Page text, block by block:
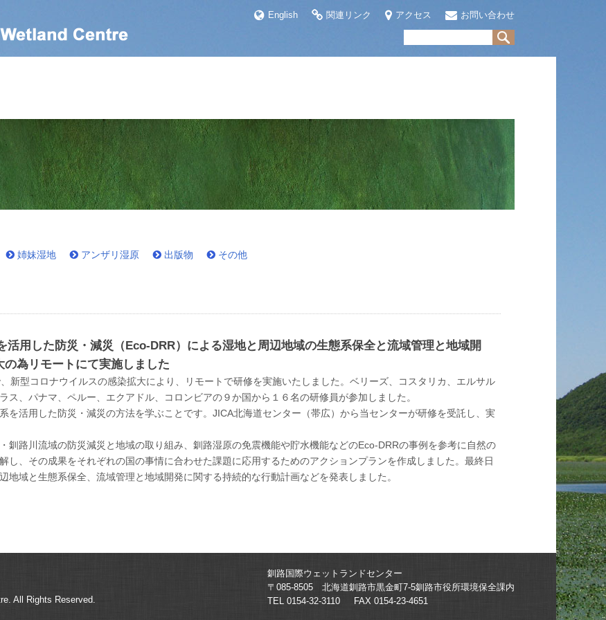
English 関連リンク アクセス お問い合わせ
姉妹湿地 アンザリ湿原 出版物 その他
活用した防災・減災（Eco-DRR）による湿地と周辺地域の生態系保全と流域管理と地域開
為リモートにて実施しました
新型コロナウイルスの感染拡大により、リモートで研修を実施いたしました。ベリーズ、コスタリカ、エルサル
ス、パナマ、ペルー、エクアドル、コロンビアの９か国から１６名の研修員が参加しました。
を活用した防災・減災の方法を学ぶことです。JICA北海道センター（帯広）から当センターが研修を受託し、実
釧路川流域の防災減災と地域の取り組み、釧路湿原の免震機能や貯水機能などのEco-DRRの事例を参考に自然の
し、その成果をそれぞれの国の事情に合わせた課題に応用するためのアクションプランを作成しました。最終日
地域と生態系保全、流域管理と地域開発に関する持続的な行動計画などを発表しました。
釧路国際ウェットランドセンター
〒085-8505 北海道釧路市黒金町7-5釧路市役所環境保全課内
TEL 0154-32-3110 FAX 0154-23-4651
All Rights Reserved.